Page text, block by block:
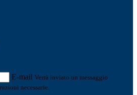
E-mail Verrà inviato un messaggio
necessarie.